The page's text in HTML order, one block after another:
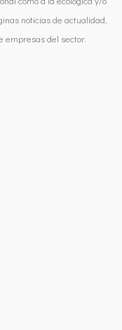
noticias de actualidad,
empresas del sector.